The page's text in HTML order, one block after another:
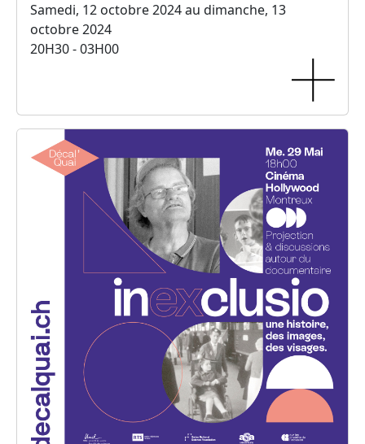
Samedi, 12 octobre 2024 au dimanche, 13
octobre 2024
20H30 - 03H00